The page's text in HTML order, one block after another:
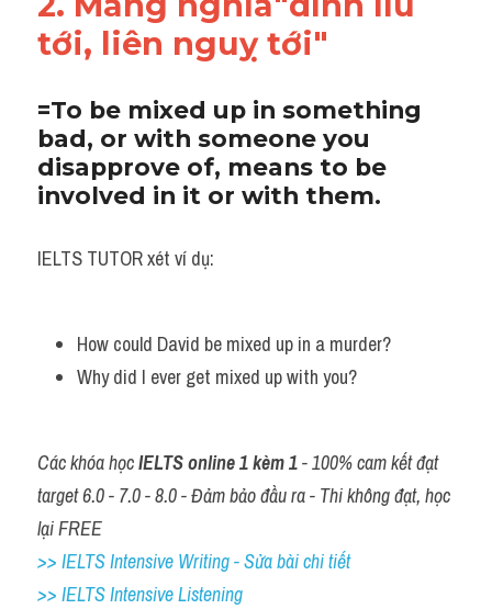
tới, liên nguỵ tới"
=To be mixed up in something
bad, or with someone you
disapprove of, means to be
involved in it or with them.
IELTS TUTOR xét ví dụ:
How could David be mixed up in a murder?
Why did I ever get mixed up with you?
Các khóa học IELTS online 1 kèm 1 - 100% cam kết đạt
target 6.0 - 7.0 - 8.0 - Đảm bảo đầu ra - Thi không đạt, học
lại FREE
>> IELTS Intensive Writing - Sửa bài chi tiết
>> IELTS Intensive Listening